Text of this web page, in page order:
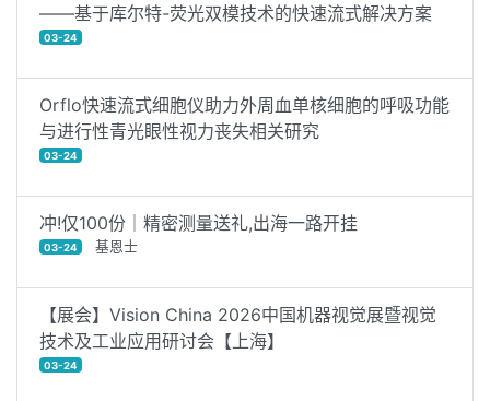
——基于库尔特-荧光双模技术的快速流式解决方案
03-24
Orflo快速流式细胞仪助力外周血单核细胞的呼吸功能
与进行性青光眼性视力丧失相关研究
03-24
冲!仅100份｜精密测量送礼,出海一路开挂
03-24 基恩士
【展会】Vision China 2026中国机器视觉展暨视觉
技术及工业应用研讨会【上海】
03-24